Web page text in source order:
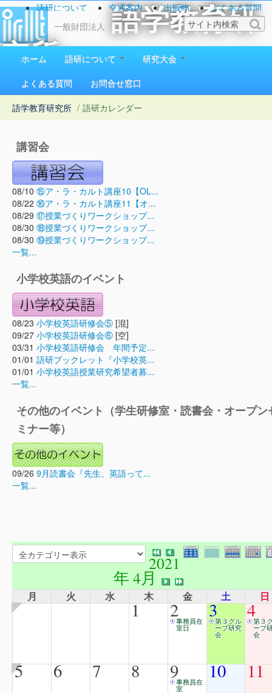
一般財団法人
語学教育研
究所
1923（大正12）年創立
語研について 交通案内 出版物
よくある質問
お問い合わせ
ホーム 語研について
研究大会
よくある質問
お問合せ窓口
語学教育研究所 / 語研カレンダー
講習会
08/10 ⑮ア・ラ・カルト講座10【OL...
08/22 ⑯ア・ラ・カルト講座11【オ...
08/29 ⑰授業づくりワークショップ...
08/30 ⑱授業づくりワークショップ...
08/30 ⑲授業づくりワークショップ...
一覧...
小学校英語のイベント
08/23 小学校英語研修会⑤ [混]
09/27 小学校英語研修会⑥ [空]
03/31 小学校英語研修会 年間予定...
01/01 語研ブックレット『小学校英...
01/01 小学校英語授業研究希望者募...
一覧...
その他のイベント（学生研修室・読書会・オープン
ミナー等）
09/26 9月読書会『先生、英語って...
一覧...
2021
年 4月
月 火 水 木 金 土 日
1 2事務員在
室日
3第３グル
ープ研究
会
4第３
ープ
会
5 6 7 8 9事務員在
室
10 11